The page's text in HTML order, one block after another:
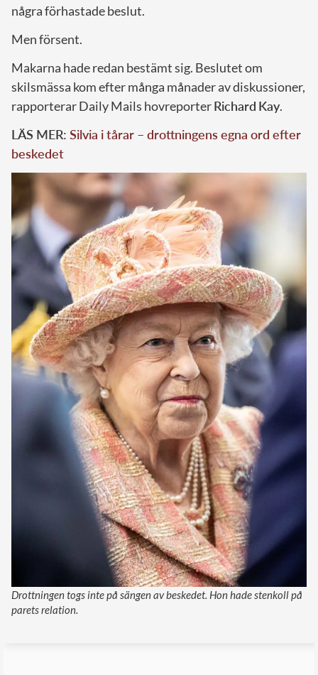
några förhastade beslut.
Men försent.
Makarna hade redan bestämt sig. Beslutet om
skilsmässa kom efter många månader av diskussioner,
rapporterar Daily Mails hovreporterRichard Kay.
LÄS MER: Silvia i tårar – drottningens egna ord efter
beskedet
Drottningen togs inte på sängen av beskedet. Hon hade stenkoll på
parets relation.